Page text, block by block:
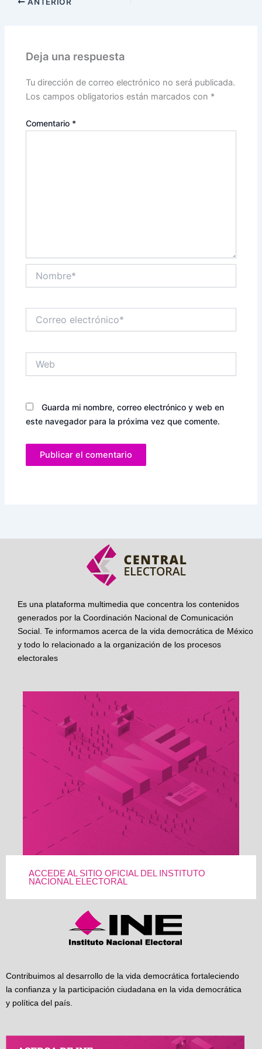
Deja una respuesta
Tu dirección de correo electrónico no será publicada.
Los campos obligatorios están marcados con *
Comentario *
electrónico*
Guarda mi nombre, correo electrónico y web en
este navegador para la próxima vez que comente.
Es una plataforma multimedia que concentra los contenidos
generados por la Coordinación Nacional de Comunicación
Social. Te informamos acerca de la vida democrática de México
y todo lo relacionado a la organización de los procesos
electorales
ACCEDE AL SITIO OFICIAL DEL INSTITUTO
NACIONAL ELECTORAL
Contribuimos al desarrollo de la vida democrática fortaleciendo
la confianza y la participación ciudadana en la vida democrática
y política del país.